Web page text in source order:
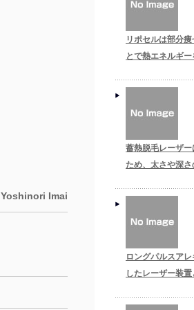
Yoshinori Imai
リポセルは部分
とで熱エネルギ
蓄熱脱毛レーザ
ため、太さや深
ロングパルスア
したレーザー装